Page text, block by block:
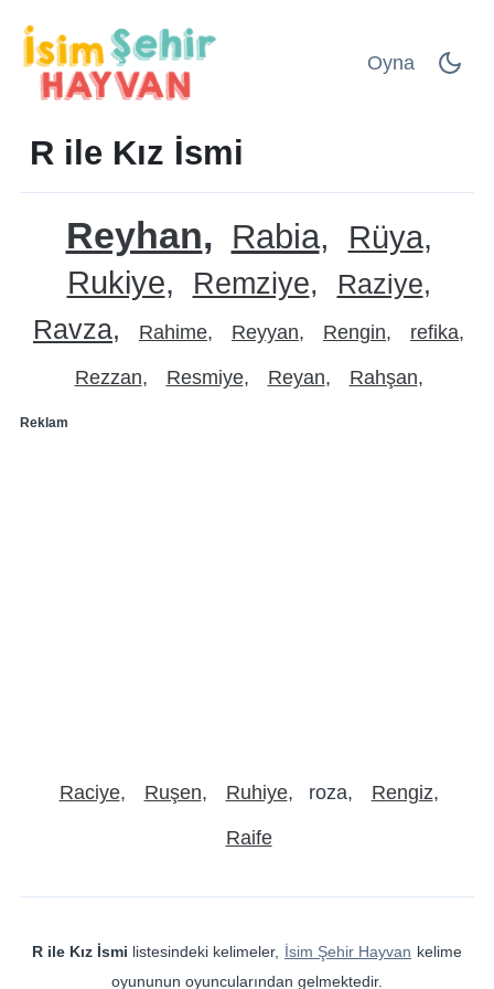
Oyna
R ile Kız İsmi
Reyhan Rabia
Rüya
Rukiye
Remziye
Raziye
Ravza
Rahime Reyyan Rengin refika
Rezzan Resmiye Reyan Rahşan
Reklam
Raciye Ruşen Ruhiye roza Rengiz
Raife
R ile Kız İsmi listesindeki kelimeler, İsim Şehir Hayvan kelime
oyununun oyuncularından gelmektedir.